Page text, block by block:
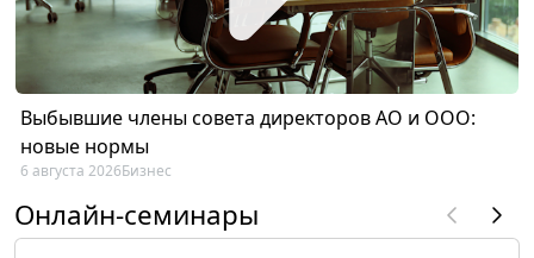
Выбывшие члены совета директоров АО и ООО:
новые нормы
6 августа 2026Бизнес
Онлайн-семинары